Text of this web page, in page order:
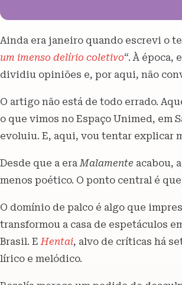
Ainda era janeiro quando escrevi o
um imenso delírio coletivo“. À época,
dividiu opiniões e, por aqui, não
O artigo não está de todo errado.
o que vimos no Espaço Unimed, em
evoluiu. E, aqui, vou tentar explicar
Desde que a eraMalamente acabou,
menos poético. O ponto central é
O domínio de palco é algo que
transformou a casa de espetáculos
Brasil. EHentai, alvo de críticas há
lírico e melódico.